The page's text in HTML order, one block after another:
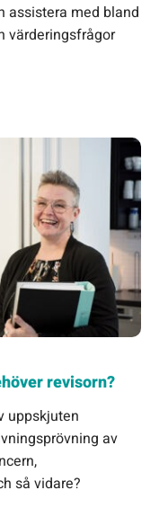
assistera med bland
värderingsfrågor
revisorn?
uppskjuten
av
så vidare?